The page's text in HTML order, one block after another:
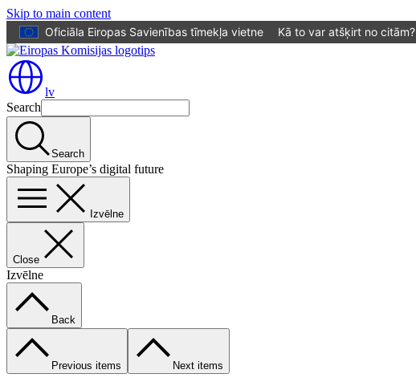
Skip to main content
Oficiāla Eiropas Savienības tīmekļa vietne
Kā to var atšķirt no citām?
lv
Search
Search
Shaping Europe’s digital future
Izvēlne
Close
Izvēlne
Back
Previous items Next items